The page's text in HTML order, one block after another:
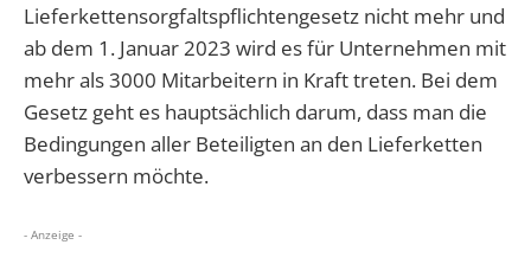
Lieferkettensorgfaltspflichtengesetz nicht mehr und
ab dem 1. Januar 2023 wird es für Unternehmen mit
mehr als 3000 Mitarbeitern in Kraft treten. Bei dem
Gesetz geht es hauptsächlich darum, dass man die
Bedingungen aller Beteiligten an den Lieferketten
verbessern möchte.
- Anzeige -